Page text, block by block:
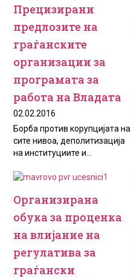
Прецизирани
предлозите на
граѓанските
организации за
програмата за
работа на Владата
02.02.2016
Борба против корупцијата на
сите нивоа, деполитизација
на институциите и...
Организирана
обука за проценка
на влијание на
регулатива за
граѓански